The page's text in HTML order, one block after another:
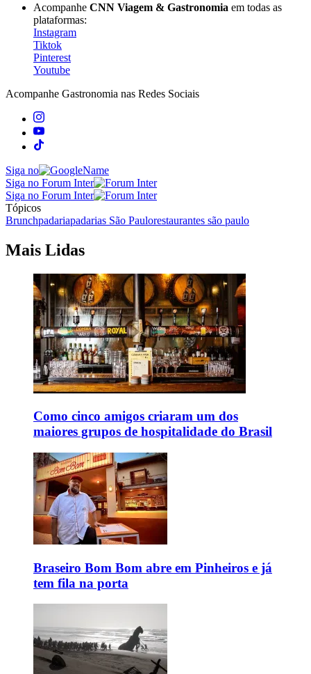
Acompanhe CNN Viagem & Gastronomia em todas as
plataformas:
Instagram
Tiktok
Pinterest
Youtube
Acompanhe Gastronomia nas Redes Sociais
Siga no
Siga no Forum Inter
Siga no Forum Inter
Tópicos
Brunchpadariapadarias São Paulorestaurantes são paulo
Mais Lidas
Como cinco amigos criaram um dos
maiores grupos de hospitalidade do Brasil
Braseiro Bom Bom abre em Pinheiros e já
tem fila na porta